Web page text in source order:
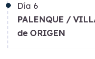
Día 6
PALENQUE /
de ORIGEN